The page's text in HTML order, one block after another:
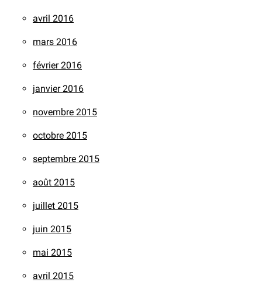
avril 2016
mars 2016
février 2016
janvier 2016
novembre 2015
octobre 2015
septembre 2015
août 2015
juillet 2015
juin 2015
mai 2015
avril 2015